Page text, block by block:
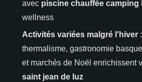
avec piscine chauffée camping
wellness
Activités variées malgré l'hiver
thermalisme, gastronomie
et marchés de Noël enrichissent
saint jean de luz